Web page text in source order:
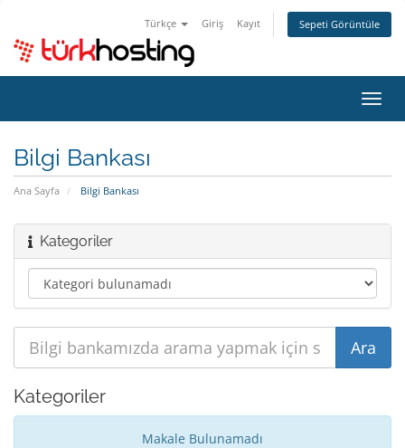
Türkçe Giriş Kayıt Sepeti Görüntüle
Bilgi Bankası
Ana Sayfa Bilgi Bankası
Kategoriler
Kategoriler
Makale Bulunamadı